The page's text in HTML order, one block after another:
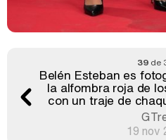
39 de
Belén Esteban es
la alfombra roja de
con un traje de
19 nov